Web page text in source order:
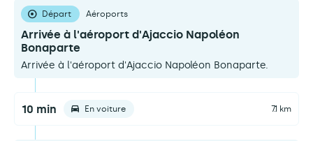
Départ Aéroports
Arrivée à l'aéroport d'Ajaccio Napoléon
Bonaparte
Arrivée à l'aéroport d'Ajaccio Napoléon Bonaparte.
10 min En voiture 7.1 km